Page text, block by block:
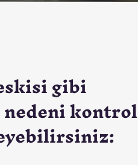
gibi
nedeni kontrol